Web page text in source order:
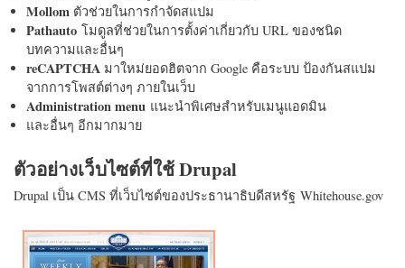
Mollom ตัวช่วยในการกำจัดสแปม
Pathauto โมดูลที่ช่วยในการตั้งค่าเกี่ยวกับ URL ของชนิด
บทความและอื่นๆ
reCAPTCHA มาใหม่ยอดฮิตจาก Google คือระบบ ป้องกันสแปม
จากการโพสต์ต่างๆ ภายในเว็บ
Administration menu แนะนำพิเศษสำหรับเมนูแอดมิน
และอื่นๆ อีกมากมาย
ตัวอย่างเว็บไซต์ที่ใช้ Drupal
Drupal เป็น CMS ที่เว็บไซต์ของประธานาธิบดีสหรัฐ Whitehouse.gov